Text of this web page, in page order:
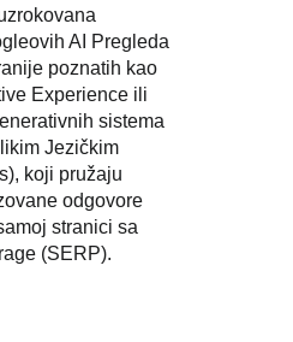
AI Pregleda
poznatih kao
Experience ili
sistema
Jezičkim
koji pružaju
odgovore
stranici sa
(SERP).